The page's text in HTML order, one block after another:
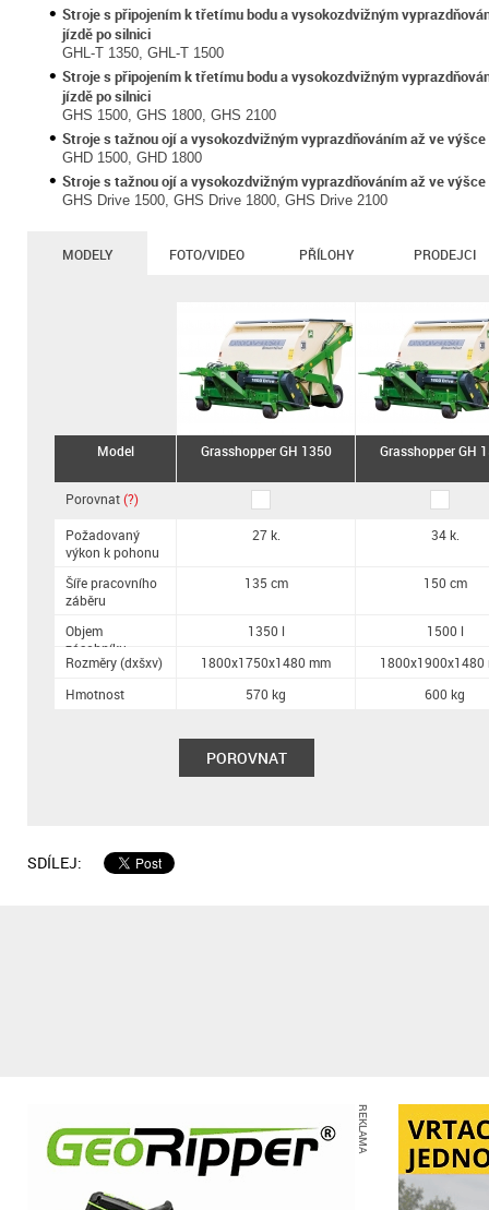
Stroje s připojením k třetímu bodu a vysokozdvižným
jízdě po silnici
GHL-T 1350, GHL-T 1500
Stroje s připojením k třetímu bodu a vysokozdvižným
jízdě po silnici
GHS 1500, GHS 1800, GHS 2100
Stroje s tažnou ojí a vysokozdvižným vyprazdňováním až ve
GHD 1500, GHD 1800
Stroje s tažnou ojí a vysokozdvižným vyprazdňováním až ve
GHS Drive 1500, GHS Drive 1800, GHS Drive 2100
MODELY FOTO/VIDEO PŘÍLOHY PRODEJCI
Model
Porovnat(?)
Požadovaný
výkon k pohonu
Šíře pracovního
záběru
Objem
zásobníku
Rozměry (dxšxv)
Hmotnost
Grasshopper GH 1350 Grasshopper GH
27 k. 34 k.
135 cm 150 cm
1350 l
1500 l
1800x1750x1480 mm
1800x1900x1480
570 kg
600 kg
POROVNAT
SDÍLEJ:
REKLAMA